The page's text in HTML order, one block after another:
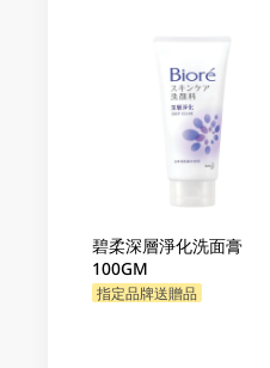
碧柔深層淨化洗面膏
100GM
指定品牌送贈品